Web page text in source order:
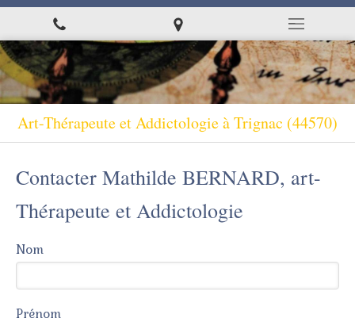
Art-Thérapeute et Addictologie à Trignac (44570)
Contacter Mathilde BERNARD, art-
Thérapeute et Addictologie
Nom
Prénom